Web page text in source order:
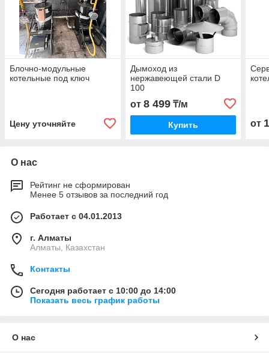
Блочно-модульные
котельные под ключ
Цену уточняйте
Дымоход из
нержавеющей стали D
100
от 8 499₸/м
Купить от
О нас
Рейтинг не сформирован
Менее 5 отзывов за последний год
Работает с 04.01.2013
г. Алматы
Алматы, Казахстан
Контакты
Сегодня работает с 10:00 до 14:00
Показать весь график работы
О нас